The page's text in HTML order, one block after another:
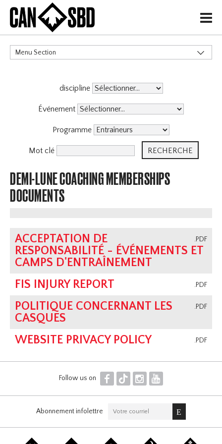
H
Menu Section
Politiques de Gouvernance
Services aux Membres
X
discipline
Événement
Programme
Mot clé
DEMI-LUNE COACHING MEMBERSHIPS
DOCUMENTS
.PDF
ACCEPTATION DE
RESPONSABILITÉ - ÉVÉNEMENTS ET
CAMPS D'ENTRAÎNEMENT
.PDF
FIS INJURY REPORT
.PDF
POLITIQUE CONCERNANT LES
CASQUES
.PDF
WEBSITE PRIVACY POLICY
Follow us on F T I Y
Abonnement infolettre